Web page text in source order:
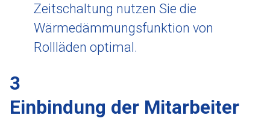
Zeitschaltung nutzen Sie die
Wärmedämmungsfunktion von
Rollläden optimal.
3
Einbindung der Mitarbeiter